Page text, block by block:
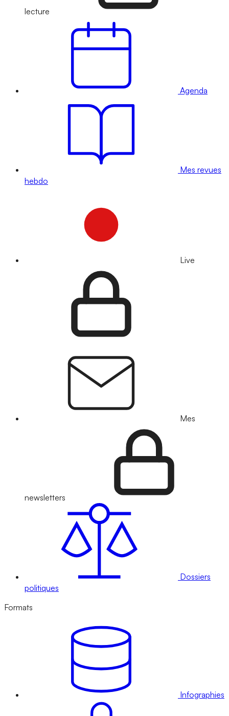
lecture
Agenda
Mes revues
hebdo
Live
Mes
newsletters
Dossiers
politiques
Formats
Infographies